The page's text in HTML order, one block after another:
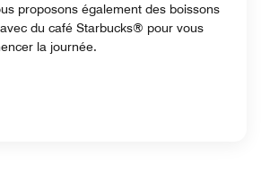
proposons également des boissons
du café Starbucks® pour vous
la journée.